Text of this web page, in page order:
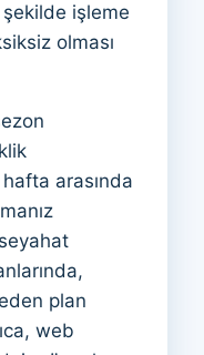
şekilde işleme
olması
arasında
plan
web